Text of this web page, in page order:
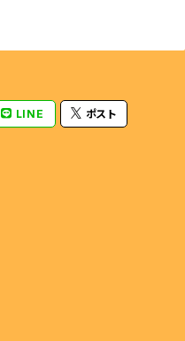
LINE ポスト